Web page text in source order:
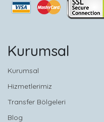
Kurumsal
Kurumsal
Hizmetlerimiz
Transfer Bölgeleri
Blog